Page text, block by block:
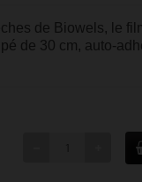
de Biowels, le
de 30 cm, auto-